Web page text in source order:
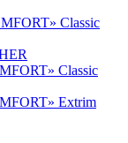
Classic
Classic
Extrim